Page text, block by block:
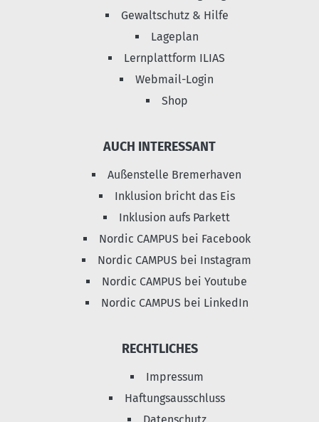
Gewaltschutz & Hilfe
Lageplan
Lernplattform ILIAS
Webmail-Login
Shop
AUCH INTERESSANT
Außenstelle Bremerhaven
Inklusion bricht das Eis
Inklusion aufs Parkett
Nordic CAMPUS bei Facebook
Nordic CAMPUS bei Instagram
Nordic CAMPUS bei Youtube
Nordic CAMPUS bei LinkedIn
RECHTLICHES
Impressum
Haftungsausschluss